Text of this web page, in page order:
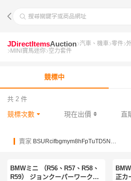
搜尋關鍵字或商品網址
JDirectItemsAuction 汽車、機車 零件
MINI寶馬迷你 空力套件
競標中
共 2 件
競標次數 現在出價 直
賣家 BSURcifbgmym8hFpTuTD5NZdstTVJ
BMWミニ （R56、R57、R58、
R59） ジョンクーパーワークス
正カ